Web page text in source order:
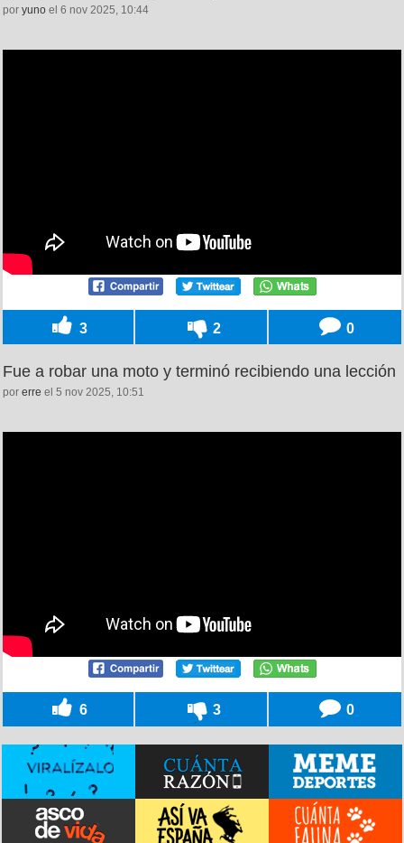
por yuno el 6 nov 2025, 10:44
3 2 0
Fue a robar una moto y terminó recibiendo una lección
por erre el 5 nov 2025, 10:51
6 3 0